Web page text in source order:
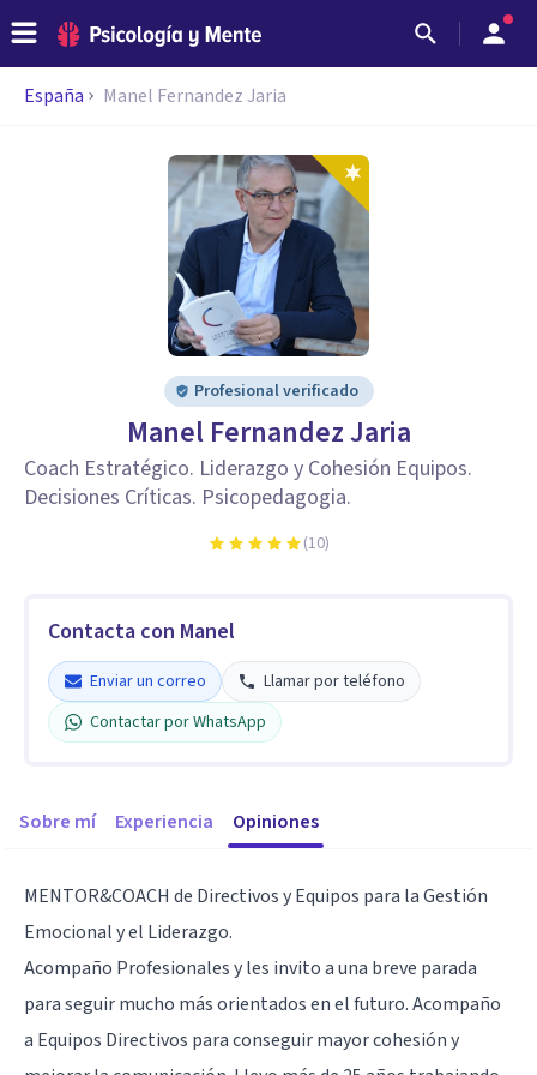
España Manel Fernandez Jaria
Profesional verificado
Manel Fernandez Jaria
Coach Estratégico. Liderazgo y Cohesión Equipos.
Decisiones Críticas. Psicopedagogia.
(10)
Contacta con Manel
Enviar un correo
Llamar por teléfono
Contactar por WhatsApp
Sobre mí Experiencia Opiniones
MENTOR&COACH de Directivos y Equipos para la Gestión
Emocional y el Liderazgo.
Acompaño Profesionales y les invito a una breve parada
para seguir mucho más orientados en el futuro. Acompaño
a Equipos Directivos para conseguir mayor cohesión y